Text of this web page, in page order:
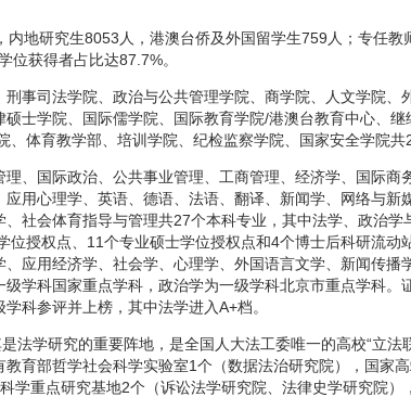
地研究生8053人，港澳台侨及外国留学生759人；专任教
位获得者占比达87.7%。
事司法学院、政治与公共管理学院、商学院、人文学院、
士学院、国际儒学院、国际教育学院/港澳台教育中心、
体育教学部、培训学院、纪检监察学院、国家安全学院共
、国际政治、公共事业管理、工商管理、经济学、国际商
用心理学、英语、德语、法语、翻译、新闻学、网络与新
社会体育指导与管理共27个本科专业，其中法学、政治
授权点、11个专业硕士学位授权点和4个博士后科研流动
应用经济学、社会学、心理学、外国语言文学、新闻传播
学科国家重点学科，政治学为一级学科北京市重点学科。
科参评并上榜，其中法学进入A+档。
法学研究的重要阵地，是全国人大法工委唯一的高校“立法
育部哲学社会科学实验室1个（数据法治研究院），国家
学重点研究基地2个（诉讼法学研究院、法律史学研究院